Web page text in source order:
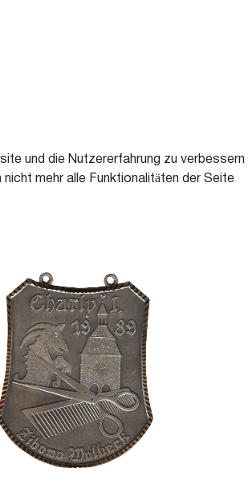
1988 Peter II. Rose
und die Nutzererfahrung zu verbessern
mehr alle Funktionalitäten der Seite